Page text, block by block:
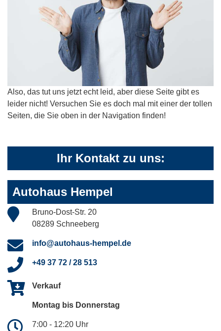
Also, das tut uns jetzt echt leid, aber diese Seite gibt es
leider nicht! Versuchen Sie es doch mal mit einer der tollen
Seiten, die Sie oben in der Navigation finden!
Ihr Kontakt zu uns:
Autohaus Hempel
Bruno-Dost-Str. 20
08289 Schneeberg
info@autohaus-hempel.de
+49 37 72 / 28 513
Verkauf
Montag bis Donnerstag
7:00 - 12:20 Uhr